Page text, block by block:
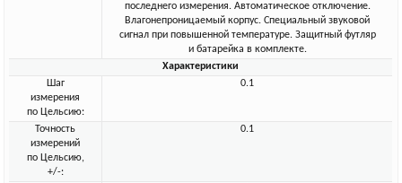
последнего измерения. Автоматическое отключение.
Влагонепроницаемый корпус. Специальный звуковой
сигнал при повышенной температуре. Защитный футляр
и батарейка в комплекте.
Характеристики
Шаг
измерения
по Цельсию:
0.1
Точность
измерений
по Цельсию,
+/-:
0.1